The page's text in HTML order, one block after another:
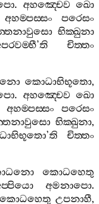
. අහඤ‍්චෙව ඛො
අහම‍්පස‍්සං
පරෙසං
භික‍්ඛුනා
’ති
චිත‍්තං
කොධාභිභූතො,
. අහඤ‍්චෙව ඛො
අහම‍්පස‍්සං
පරෙසං
භික‍්ඛුනා,
’ති
චිත‍්තං
කොධහෙතු
අමනාපො.
කොධහෙතු උපනාහී,